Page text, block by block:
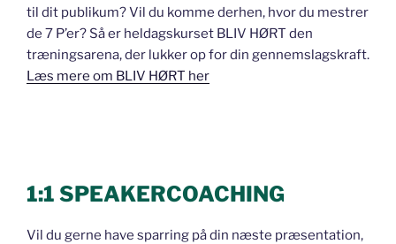
til dit publikum? Vil du komme derhen, hvor du mestrer
de 7 P’er? Så er heldagskurset BLIV HØRT den
træningsarena, der lukker op for din gennemslagskraft.
Læs mere om BLIV HØRT her
1:1 SPEAKERCOACHING
Vil du gerne have sparring på din næste præsentation,